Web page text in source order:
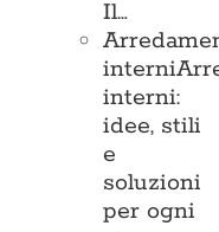
Il…
interni
interni:
idee, stili
e
soluzioni
per ogni